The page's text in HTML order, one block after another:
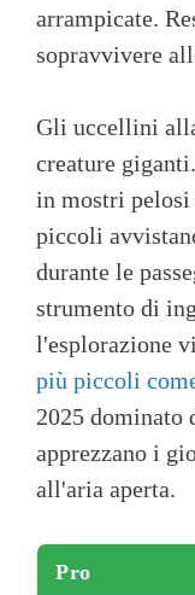
arrampicate.
sopravvivere
Gli uccellini
creature
in mostri pelosi
piccoli
durante le
strumento di
l'esplorazione
più piccoli
2025 dominato
apprezzano i
all'aria aperta.
Pro